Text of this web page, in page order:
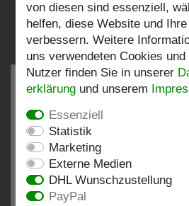
bei: shopvote.de,
Bewertungsprofil bei
von diesen sind essenziell,
helfen, diese Website und
verbessern. Weitere
uns verwendeten Cookies
Nutzer finden Sie in unserer
erklärung und unserem
Essenziell
Statistik
Marketing
Externe Medien
DHL Wunschzustellung
PayPal